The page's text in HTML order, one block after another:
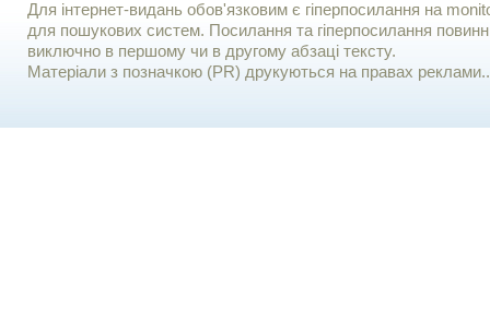
Для iнтернет-видань обов'язковим є гiперпосилання на
для пошукових систем. Посилання та гіперпосилання
виключно в першому чи в другому абзаці тексту.
Матеріали з позначкою (PR) друкуються на правах реклами..